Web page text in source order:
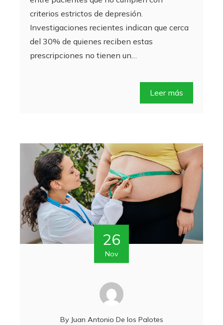
criterios estrictos de depresión.
Investigaciones recientes indican que cerca
del 30% de quienes reciben estas
prescripciones no tienen un…
Leer más
26
Nov
By Juan Antonio De los Palotes